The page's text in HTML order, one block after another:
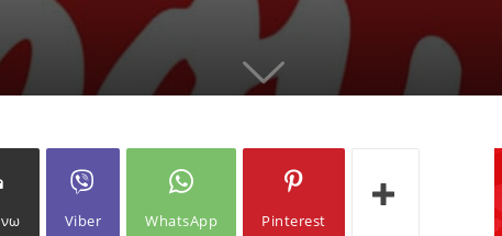
Viber WhatsApp Pinterest